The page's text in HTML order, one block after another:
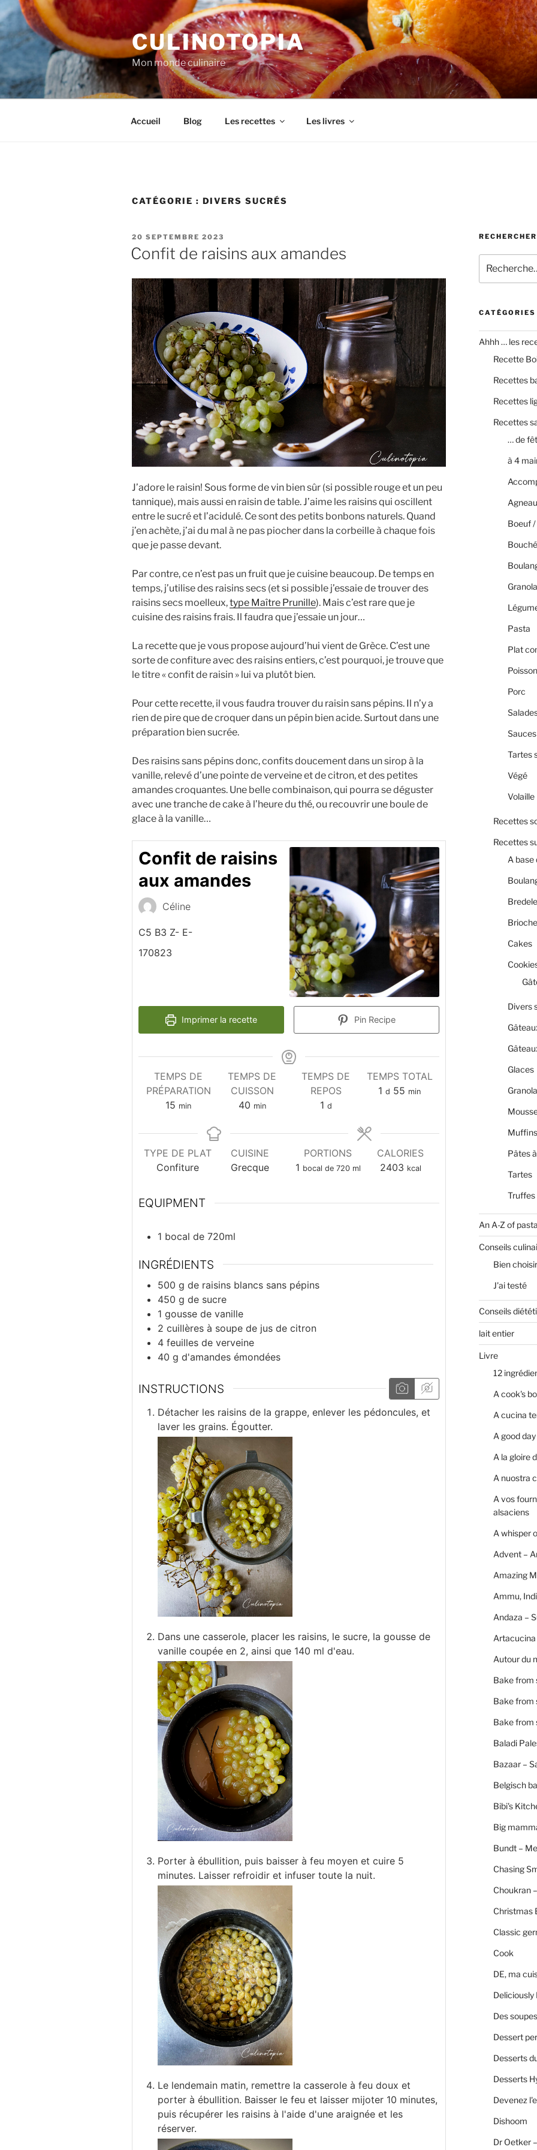
Aller
au
contenu
principal
CULINOTOPIA
Mon monde culinaire
Accueil Blog Les recettes Les livres
CATÉGORIE : DIVERS SUCRÉS
PUBLIÉ
LE
20 SEPTEMBRE 2023
Confit de raisins aux amandes
J’adore le raisin! Sous forme de vin bien sûr (si possible rouge et un peu
tannique), mais aussi en raisin de table. J’aime les raisins qui oscillent
entre le sucré et l’acidulé. Ce sont des petits bonbons naturels. Quand
j’en achète, j’ai du mal à ne pas piocher dans la corbeille à chaque fois
que je passe devant.
Par contre, ce n’est pas un fruit que je cuisine beaucoup. De temps en
temps, j’utilise des raisins secs (et si possible j’essaie de trouver des
raisins secs moelleux,type Maître Prunille). Mais c’est rare que je
cuisine des raisins frais. Il faudra que j’essaie un jour…
La recette que je vous propose aujourd’hui vient de Grèce. C’est une
sorte de confiture avec des raisins entiers, c’est pourquoi, je trouve que
le titre « confit de raisin » lui va plutôt bien.
Pour cette recette, il vous faudra trouver du raisin sans pépins. Il n’y a
rien de pire que de croquer dans un pépin bien acide. Surtout dans une
préparation bien sucrée.
Des raisins sans pépins donc, confits doucement dans un sirop à la
vanille, relevé d’une pointe de verveine et de citron, et des petites
amandes croquantes. Une belle combinaison, qui pourra se déguster
avec une tranche de cake à l’heure du thé, ou recouvrir une boule de
glace à la vanille…
Confit de raisins
aux amandes
Céline
C5 B3 Z- E-
170823
Imprimer la recette Pin Recipe
TEMPS DE
PRÉPARATION
15 minutes
min
TEMPS DE
CUISSON
40minutes
min
TEMPS DE
REPOS
1day
d
TEMPS TOTAL
1 day
d 55 minutes
min
TYPE DE PLAT
Confiture
CUISINE
Grecque
PORTIONS
1 bocal de 720 ml
CALORIES
2403 kcal
EQUIPMENT
1 bocal de 720ml
INGRÉDIENTS
500 g de raisins blancs sans pépins
450 g de sucre
1 gousse de vanille
2 cuillères à soupe de jus de citron
4 feuilles de verveine
40 g d'amandes émondées
INSTRUCTIONS
Détacher les raisins de la grappe, enlever les pédoncules, et
laver les grains. Égoutter.
Dans une casserole, placer les raisins, le sucre, la gousse de
vanille coupée en 2, ainsi que 140 ml d'eau.
Porter à ébullition, puis baisser à feu moyen et cuire 5
minutes. Laisser refroidir et infuser toute la nuit.
Le lendemain matin, remettre la casserole à feu doux et
porter à ébullition. Baisser le feu et laisser mijoter 10 minutes,
puis récupérer les raisins à l'aide d'une araignée et les
réserver.
RECHERCHER
pour
:
CATÉGORIES
Ahhh … les
Recette
Recettes
Recettes
Recettes
… de
à 4
Boeuf
Granola
Pasta
Plat
Poisson
Porc
Tartes
Végé
Volaille
Recettes
Recettes
A base
Bredele
Cakes
Divers
Glaces
Muffins
Pâtes
Tartes
Truffes
An A-Z of
Conseils
Bien
J'ai testé
Conseils
lait entier
Livre
12
A cook's
A cucina
A good
A la gloire
A nuostra
A vos
alsaciens
A whisper
Advent –
Amazing
Ammu,
Andaza –
Artacucina
Autour du
Bake from
Bake from
Bake from
Baladi
Bazaar –
Belgisch
Bibi's
Big
Bundt –
Chasing
Choukran
Christmas
Classic
Cook
DE, ma
Deliciously
Des
Dessert
Desserts
Desserts
Devenez
Dishoom
Dr Oetker